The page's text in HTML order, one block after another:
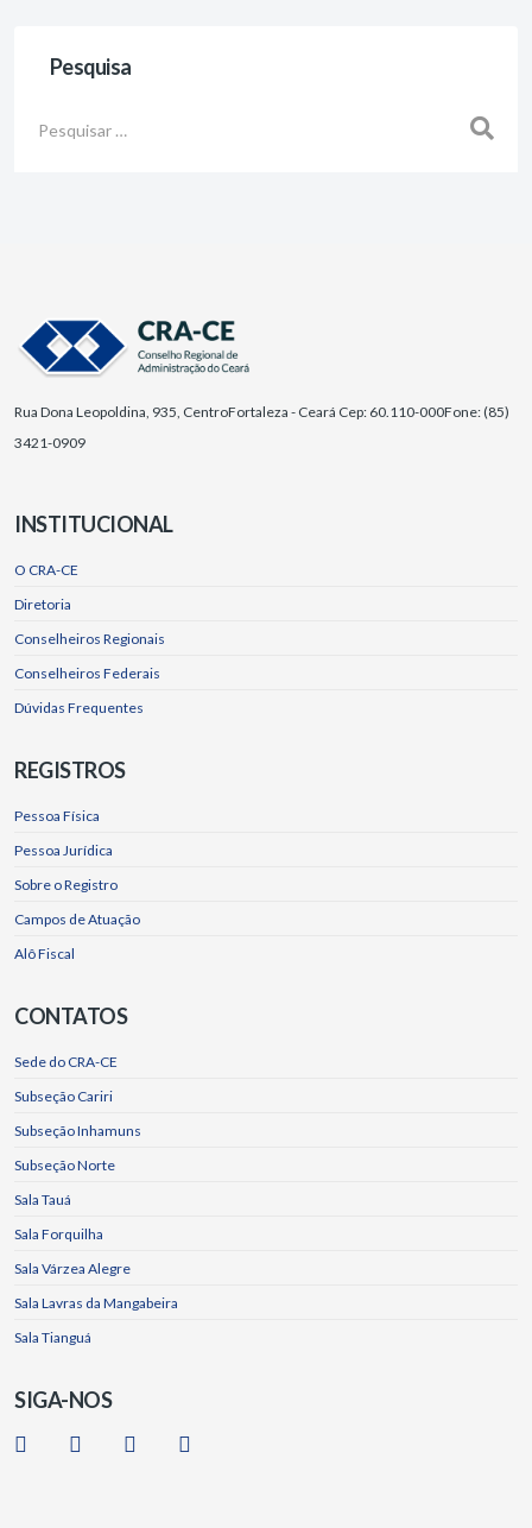
Pesquisa
Rua Dona Leopoldina, 935, CentroFortaleza - Ceará Cep: 60.110-000Fone: (85)
3421-0909
INSTITUCIONAL
O CRA-CE
Diretoria
Conselheiros Regionais
Conselheiros Federais
Dúvidas Frequentes
REGISTROS
Pessoa Física
Pessoa Jurídica
Sobre o Registro
Campos de Atuação
Alô Fiscal
CONTATOS
Sede do CRA-CE
Subseção Cariri
Subseção Inhamuns
Subseção Norte
Sala Tauá
Sala Forquilha
Sala Várzea Alegre
Sala Lavras da Mangabeira
Sala Tianguá
SIGA-NOS